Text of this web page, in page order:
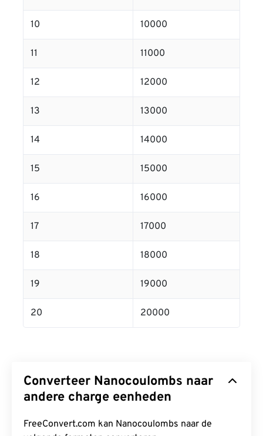
10 10000
11 11000
12 12000
13 13000
14 14000
15 15000
16 16000
17 17000
18 18000
19 19000
20 20000
Converteer Nanocoulombs naar
andere charge eenheden
FreeConvert.com kan Nanocoulombs naar de